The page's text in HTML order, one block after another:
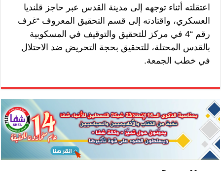
اعتقلته أثناء توجهه إلى مدينة القدس عبر حاجز قلنديا
العسكري، واقتادته إلى قسم التحقيق المعروف “غرف
رقم “4 في مركز للتحقيق والتوقيف في المسكوبية
بالقدس المحتلة، للتحقيق بحجة التحريض ضد الاحتلال
في خطب الجمعة.